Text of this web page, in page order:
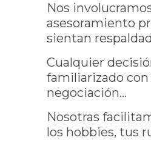
Nos
asesoramiento
sientan
Cualquier
familiarizado con
negociación…
Nosotras
los hobbies, tus